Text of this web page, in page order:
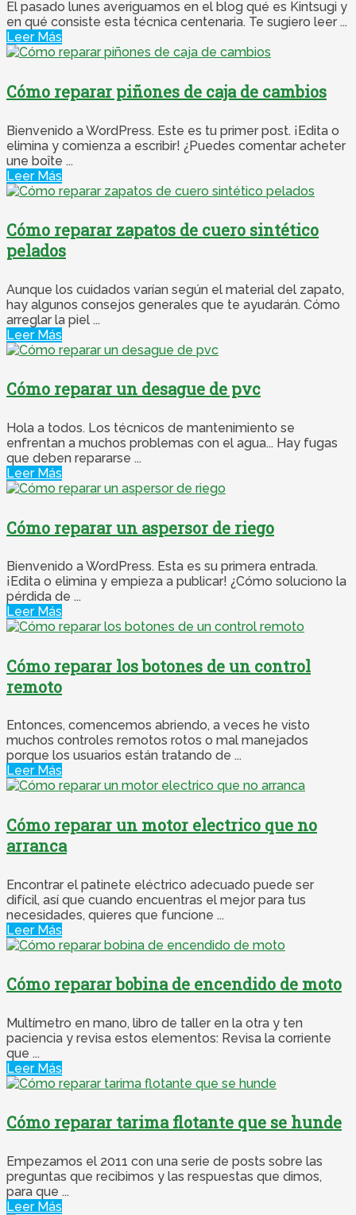
El pasado lunes averiguamos en el blog qué es Kintsugi y
en qué consiste esta técnica centenaria. Te sugiero leer ...
Leer Más
Cómo reparar piñones de caja de cambios
Bienvenido a WordPress. Este es tu primer post. ¡Edita o
elimina y comienza a escribir! ¿Puedes comentar acheter
une boîte ...
Leer Más
Cómo reparar zapatos de cuero sintético
pelados
Aunque los cuidados varían según el material del zapato,
hay algunos consejos generales que te ayudarán. Cómo
arreglar la piel ...
Leer Más
Cómo reparar un desague de pvc
Hola a todos. Los técnicos de mantenimiento se
enfrentan a muchos problemas con el agua... Hay fugas
que deben repararse ...
Leer Más
Cómo reparar un aspersor de riego
Bienvenido a WordPress. Esta es su primera entrada.
¡Edita o elimina y empieza a publicar! ¿Cómo soluciono la
pérdida de ...
Leer Más
Cómo reparar los botones de un control
remoto
Entonces, comencemos abriendo, a veces he visto
muchos controles remotos rotos o mal manejados
porque los usuarios están tratando de ...
Leer Más
Cómo reparar un motor electrico que no
arranca
Encontrar el patinete eléctrico adecuado puede ser
difícil, así que cuando encuentras el mejor para tus
necesidades, quieres que funcione ...
Leer Más
Cómo reparar bobina de encendido de moto
Multímetro en mano, libro de taller en la otra y ten
paciencia y revisa estos elementos: Revisa la corriente
que ...
Leer Más
Cómo reparar tarima flotante que se hunde
Empezamos el 2011 con una serie de posts sobre las
preguntas que recibimos y las respuestas que dimos,
para que ...
Leer Más